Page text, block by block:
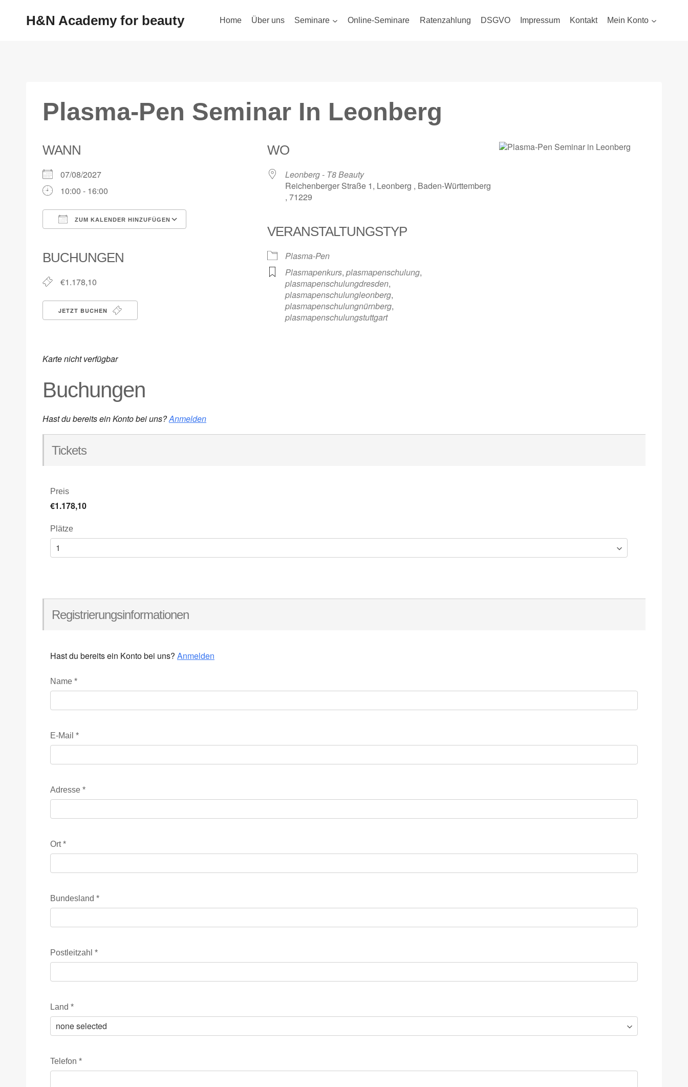
H&N Academy for beauty Home Über uns Seminare Online-Seminare Ratenzahlung DSGVO Impressum Kontakt Mein Konto
Plasma-Pen Seminar In Leonberg
WANN
07/08/2027
10:00 - 16:00
ZUM KALENDER HINZUFÜGEN
BUCHUNGEN
€1.178,10
JETZT BUCHEN
WO
Leonberg - T8 Beauty
Reichenberger Straße 1, Leonberg , Baden-Württemberg
, 71229
VERANSTALTUNGSTYP
Plasma-Pen
Plasmapenkurs, plasmapenschulung,
plasmapenschulungdresden,
plasmapenschulungleonberg,
plasmapenschulungnürnberg,
plasmapenschulungstuttgart
Karte nicht verfügbar
Buchungen
Hast du bereits ein Konto bei uns?Anmelden
Tickets
Preis
€1.178,10
Plätze
Registrierungsinformationen
Hast du bereits ein Konto bei uns? Anmelden
Name *
E-Mail *
Adresse *
Ort*
Bundesland *
Postleitzahl *
Land *
Telefon *